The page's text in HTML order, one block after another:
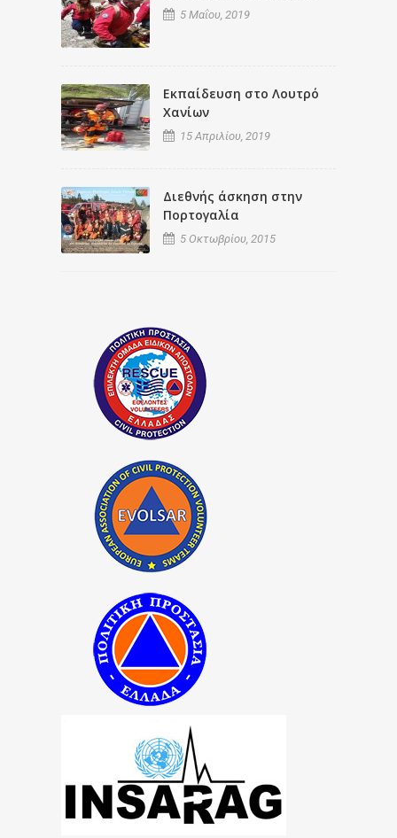
5 Μαΐου, 2019
Εκπαίδευση στο Λουτρό
Χανίων
15 Απριλίου, 2019
Διεθνής άσκηση στην
Πορτογαλία
5 Οκτωβρίου, 2015